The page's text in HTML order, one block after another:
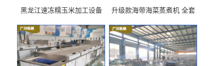
黑龙江速冻糯玉米加工设备
升级款海带海菜蒸煮机 全套
到家